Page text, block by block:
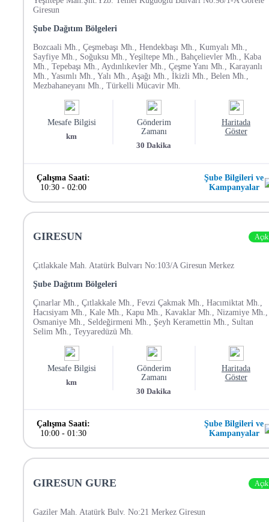
Giresun
Şube Dağıtım Bölgeleri
Bozcaali Mh., Çeşmebaşı Mh., Hendekbaşı Mh., Kumyalı Mh.,
Sayfiye Mh., Soğuksu Mh., Yeşiltepe Mh., Bahçelievler Mh., Kaba
Mh., Tepebaşı Mh., Aydınlıkevler Mh., Çeşme Yanı Mh., Karayanlı
Mh., Yasımlı Mh., Yalı Mh., Aşağı Mh., İkizli Mh., Belen Mh.,
Mezbahaneyanı Mh., Türkelli Mücavir Mh.
Mesafe Bilgisi
km
Gönderim
Zamanı
30 Dakika
Haritada
Göster
Çalışma Saati:
10:30- 02:00
Şube Bilgileri ve
Kampanyalar
GIRESUN Açık
Çıtlakkale Mah. Atatürk Bulvarı No:103/A Giresun Merkez
Şube Dağıtım Bölgeleri
Çınarlar Mh., Çıtlakkale Mh., Fevzi Çakmak Mh., Hacımiktat Mh.,
Hacısiyam Mh., Kale Mh., Kapu Mh., Kavaklar Mh., Nizamiye Mh.,
Osmaniye Mh., Seldeğirmeni Mh., Şeyh Keramettin Mh., Sultan
Selim Mh., Teyyaredüzü Mh.
Mesafe Bilgisi
km
Gönderim
Zamanı
30 Dakika
Haritada
Göster
Çalışma Saati:
10:00- 01:30
Şube Bilgileri ve
Kampanyalar
GIRESUN GURE Açık
Gaziler Mah. Atatürk Bulv. No:21 Merkez Giresun